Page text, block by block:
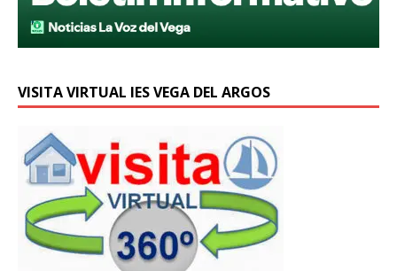
VISITA VIRTUAL IES VEGA DEL ARGOS